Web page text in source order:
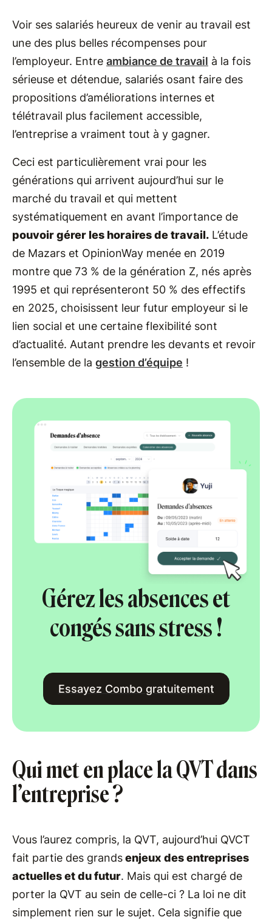
Voir ses salariés heureux de venir au travail est
une des plus belles récompenses pour
l’employeur. Entre ambiance de travail à la fois
sérieuse et détendue, salariés osant faire des
propositions d’améliorations internes et
télétravail plus facilement accessible,
l’entreprise a vraiment tout à y gagner.
Ceci est particulièrement vrai pour les
générations qui arrivent aujourd’hui sur le
marché du travail et qui mettent
systématiquement en avant l’importance de
pouvoir gérer les horaires de travail. L’étude
de Mazars et OpinionWay menée en 2019
montre que 73 % de la génération Z, nés après
1995 et qui représenteront 50 % des effectifs
en 2025, choisissent leur futur employeur si le
lien social et une certaine flexibilité sont
d’actualité. Autant prendre les devants et revoir
l’ensemble de la gestion d’équipe !
Gérez les absences et
congés sans stress !
Essayez Combo gratuitement
Qui met en place la QVT dans
l’entreprise ?
Vous l’aurez compris, la QVT, aujourd’hui QVCT
fait partie des grandsenjeux des entreprises
actuelles et du futur. Mais qui est chargé de
porter la QVT au sein de celle-ci ? La loi ne dit
simplement rien sur le sujet. Cela signifie que